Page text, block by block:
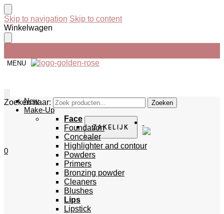
Skip to navigation Skip to content
Winkelwagen
MENU
Zoeken naar: Zoeken
ZAKELIJK
0
New
Make-Up
Face
Foundation
Concealer
Highlighter and contour
Powders
Primers
Bronzing powder
Cleaners
Blushes
Lips
Lipstick